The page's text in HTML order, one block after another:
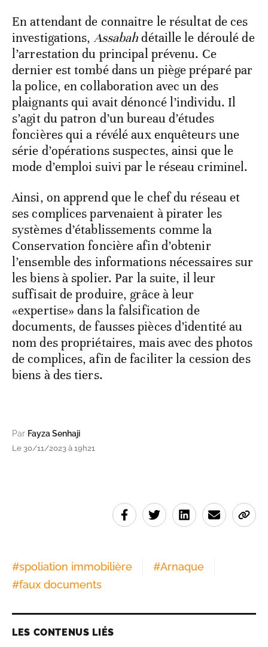
En attendant de connaitre le résultat de ces
investigations,Assabahdétaille le déroulé de
l’arrestation du principal prévenu. Ce
dernier est tombé dans un piège préparé par
la police, en collaboration avec un des
plaignants qui avait dénoncé l’individu. Il
s’agit du patron d’un bureau d’études
foncières qui a révélé aux enquêteurs une
série d’opérations suspectes, ainsi que le
mode d’emploi suivi par le réseau criminel.
Ainsi, on apprend que le chef du réseau et
ses complices parvenaient à pirater les
systèmes d’établissements comme la
Conservation foncière afin d’obtenir
l’ensemble des informations nécessaires sur
les biens à spolier. Par la suite, il leur
suffisait de produire, grâce à leur
«expertise» dans la falsification de
documents, de fausses pièces d’identité au
nom des propriétaires, mais avec des photos
de complices, afin de faciliter la cession des
biens à des tiers.
Par Fayza Senhaji
Le 30/11/2023 à 19h21
#spoliation immobilière #Arnaque
#faux documents
LES CONTENUS LIÉS